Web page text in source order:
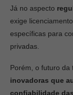
Já no aspecto
exige
específicas para
privadas.
Porém, o futuro da
inovadoras que
confiabilidade